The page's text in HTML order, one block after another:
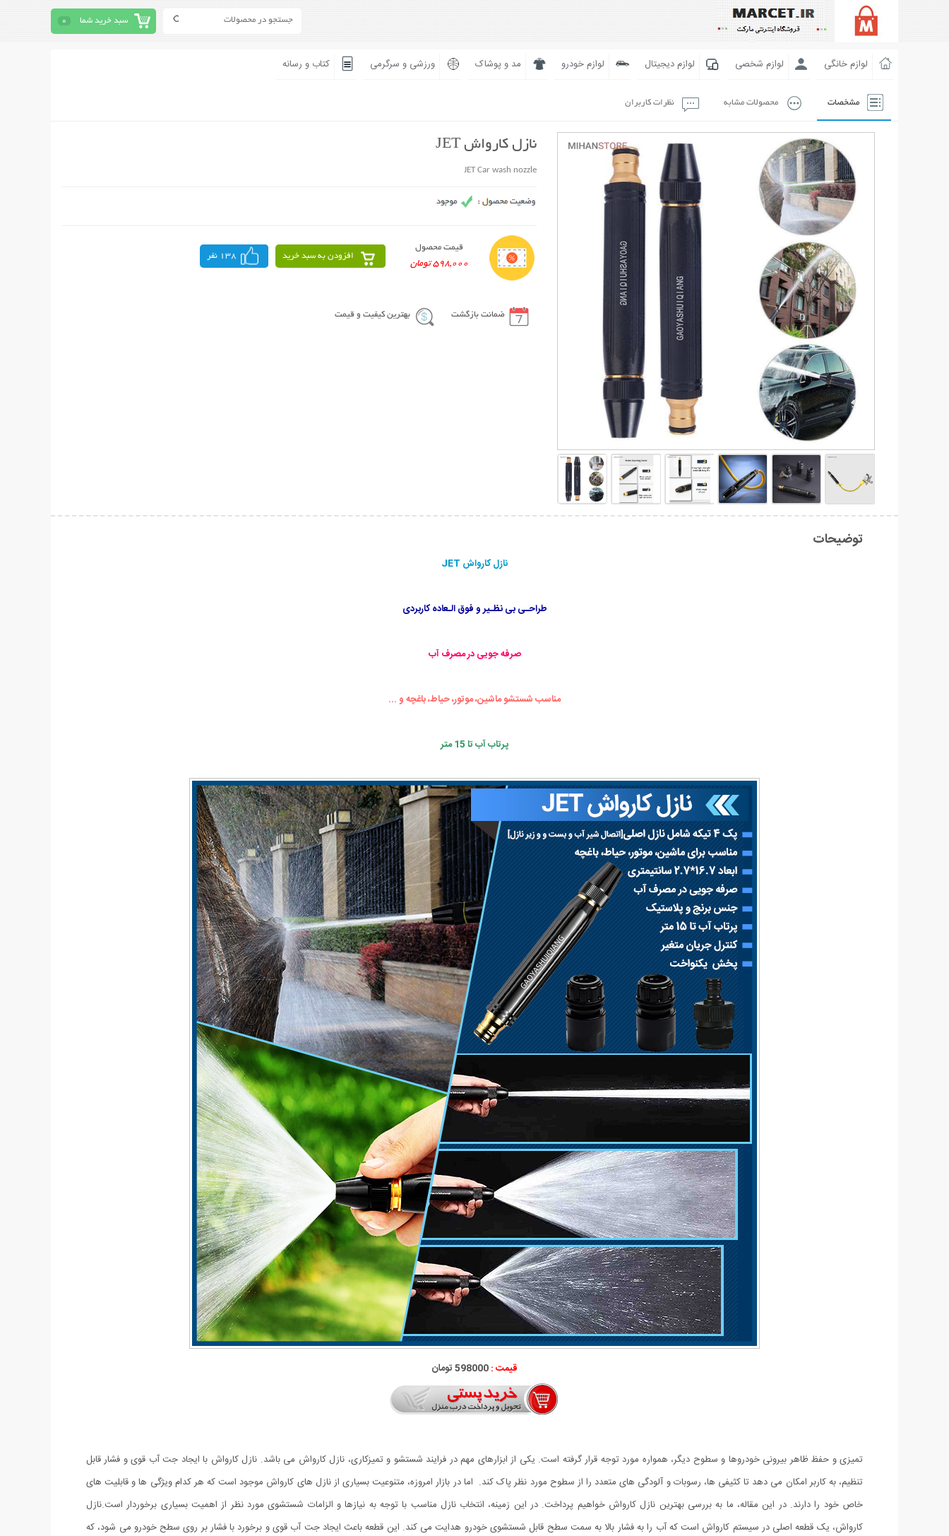
سبد خرید شما 0
لوازم خانگی لوازم شخصی لوازم دیجیتال لوازم خودرو مد و پوشاک ورزشی و سرگرمی کتاب و رسانه
مشخصات محصولات مشابه نظرات کاربران
نازل کارواش JET
JET Car wash nozzle
قیمت محصول
598,000 تومان
افزودن به سبد خرید 138 نفر
ضمانت بازگشت بهترین کیفیت و قیمت
توضیحات
نازل کارواش JET
طراحـی بی نظـیر و فوق الـعاده کاربردی
صرفه جویی در مصرف آب
مناسب شستشو ماشین، موتور، حیاط، باغچه و ...
پرتاب آب تا 15 متر
قیمت :598000 تومان
تمیزی و حفظ ظاهر بیرونی خودروها و سطوح دیگر، همواره مورد توجه قرار گرفته است. یکی از ابزارهای مهم در فرایند شستشو و تمیزکاری، نازل کارواش می باشد. نازل کارواش با ایجاد جت آب قوی و فشار قابل
تنظیم، به کاربر امکان می دهد تا کثیفی ها، رسوبات و آلودگی های متعدد را از سطوح مورد نظر پاک کند. اما در بازار امروزه، متنوعیت بسیاری از نازل های کارواش موجود است که هر کدام ویژگی ها و قابلیت های
خاص خود را دارند. در این مقاله، ما به بررسی بهترین نازل کارواش خواهیم پرداخت. در این زمینه، انتخاب نازل مناسب با توجه به نیازها و الزامات شستشوی مورد نظر از اهمیت بسیاری برخوردار است.نازل
کارواش، یک قطعه اصلی در سیستم کارواش است که آب را به فشار بالا به سمت سطح قابل شستشوی خودرو هدایت می کند. این قطعه باعث ایجاد جت آب قوی و برخورد با فشار بر روی سطح خودرو می شود، که